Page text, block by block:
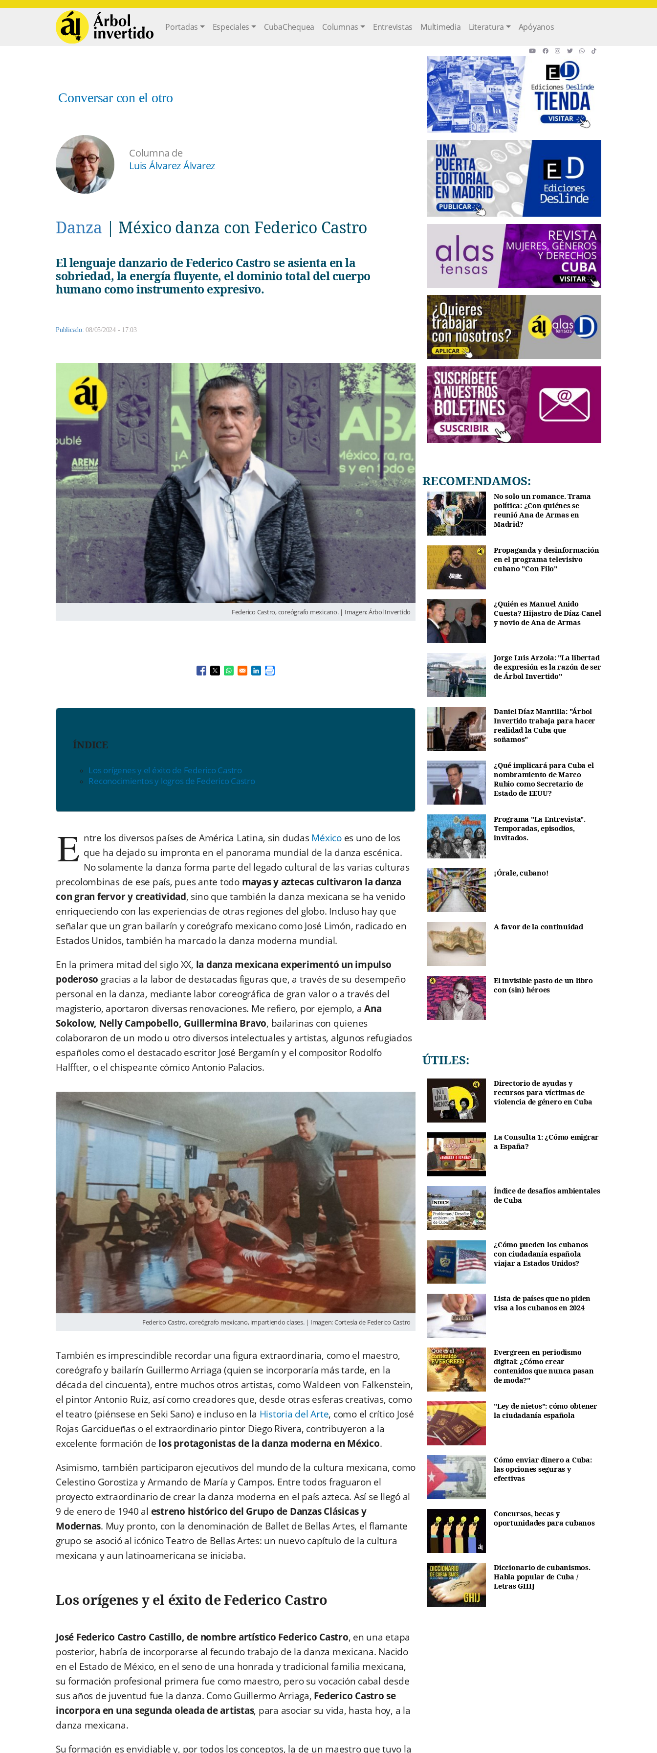
Main navigation
Portadas Especiales CubaChequea Columnas Entrevistas Multimedia Literatura Apóyanos
Conversar con el otro
Columna de
Luis Álvarez Álvarez
Danza | México danza con Federico Castro
El lenguaje danzario de Federico Castro se asienta en la
sobriedad, la energía fluyente, el dominio total del cuerpo
humano como instrumento expresivo.
Publicado:08/05/2024 - 17:03
Federico Castro, coreógrafo mexicano. | Imagen: Árbol Invertido
Opens in a new window
Opens in a new window
Opens in a new window
Opens in a new window
ÍNDICE
Los orígenes y el éxito de Federico Castro
Reconocimientos y logros de Federico Castro
E ntre los diversos países de América Latina, sin dudasMéxicoes uno de los
que ha dejado su impronta en el panorama mundial de la danza escénica.
No solamente la danza forma parte del legado cultural de las varias culturas
precolombinas de ese país, pues ante todo mayas y aztecas cultivaron la danza
con gran fervor y creatividad, sino que también la danza mexicana se ha venido
enriqueciendo con las experiencias de otras regiones del globo. Incluso hay que
señalar que un gran bailarín y coreógrafo mexicano como José Limón, radicado en
Estados Unidos, también ha marcado la danza moderna mundial.
En la primera mitad del siglo XX, la danza mexicana experimentó un impulso
poderoso gracias a la labor de destacadas figuras que, a través de su desempeño
personal en la danza, mediante labor coreográfica de gran valor o a través del
magisterio, aportaron diversas renovaciones. Me refiero, por ejemplo, a Ana
Sokolow, Nelly Campobello, Guillermina Bravo, bailarinas con quienes
colaboraron de un modo u otro diversos intelectuales y artistas, algunos refugiados
españoles como el destacado escritor José Bergamín y el compositor Rodolfo
Halffter, o el chispeante cómico Antonio Palacios.
Federico Castro, coreógrafo mexicano, impartiendo clases. | Imagen: Cortesía de Federico Castro
También es imprescindible recordar una figura extraordinaria, como el maestro,
coreógrafo y bailarín Guillermo Arriaga (quien se incorporaría más tarde, en la
década del cincuenta), entre muchos otros artistas, como Waldeen von Falkenstein,
el pintor Antonio Ruiz, así como creadores que, desde otras esferas creativas, como
el teatro (piénsese en Seki Sano) e incluso en la Historia del Arte, como el crítico José
Rojas Garcidueñas o el extraordinario pintor Diego Rivera, contribuyeron a la
excelente formación de los protagonistas de la danza moderna en México.
Asimismo, también participaron ejecutivos del mundo de la cultura mexicana, como
Celestino Gorostiza y Armando de María y Campos. Entre todos fraguaron el
proyecto extraordinario de crear la danza moderna en el país azteca. Así se llegó al
9 de enero de 1940 al estreno histórico del Grupo de Danzas Clásicas y
Modernas. Muy pronto, con la denominación de Ballet de Bellas Artes, el flamante
grupo se asoció al icónico Teatro de Bellas Artes: un nuevo capítulo de la cultura
mexicana y aun latinoamericana se iniciaba.
Los orígenes y el éxito de Federico Castro
José Federico Castro Castillo, de nombre artístico Federico Castro, en una etapa
posterior, habría de incorporarse al fecundo trabajo de la danza mexicana. Nacido
en el Estado de México, en el seno de una honrada y tradicional familia mexicana,
su formación profesional primera fue como maestro, pero su vocación cabal desde
sus años de juventud fue la danza. Como Guillermo Arriaga, Federico Castro se
incorpora en una segunda oleada de artistas, para asociar su vida, hasta hoy, a la
danza mexicana.
Su formación es envidiable y, por todos los conceptos, la de un maestro que tuvo la
RECOMENDAMOS:
No solo un romance. Trama
política: ¿Con quiénes se
reunió Ana de Armas en
Madrid?
Propaganda y desinformación
en el programa televisivo
cubano "Con Filo"
¿Quién es Manuel Anido
Cuesta? Hijastro de Díaz-Canel
y novio de Ana de Armas
Jorge Luis Arzola: "La libertad
de expresión es la razón de ser
de Árbol Invertido"
Daniel Díaz Mantilla: "Árbol
Invertido trabaja para hacer
realidad la Cuba que
soñamos"
¿Qué implicará para Cuba el
nombramiento de Marco
Rubio como Secretario de
Estado de EEUU?
Programa "La Entrevista".
Temporadas, episodios,
invitados.
¡Órale, cubano!
A favor de la continuidad
El invisible pasto de un libro
con (sin) héroes
ÚTILES:
Directorio de ayudas y
recursos para víctimas de
violencia de género en Cuba
La Consulta 1: ¿Cómo emigrar
a España?
Índice de desafíos ambientales
de Cuba
¿Cómo pueden los cubanos
con ciudadanía española
viajar a Estados Unidos?
Lista de países que no piden
visa a los cubanos en 2024
Evergreen en periodismo
digital: ¿Cómo crear
contenidos que nunca pasan
de moda?"
"Ley de nietos": cómo obtener
la ciudadanía española
Cómo enviar dinero a Cuba:
las opciones seguras y
efectivas
Concursos, becas y
oportunidades para cubanos
Diccionario de cubanismos.
Habla popular de Cuba /
Letras GHIJ